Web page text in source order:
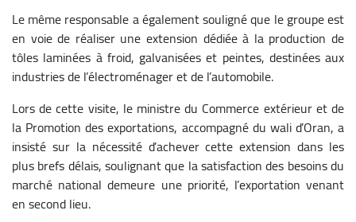
Le même responsable a également souligné que le groupe est
en voie de réaliser une extension dédiée à la production de
tôles laminées à froid, galvanisées et peintes, destinées aux
industries de l’électroménager et de l’automobile.
Lors de cette visite, le ministre du Commerce extérieur et de
la Promotion des exportations, accompagné du wali d’Oran, a
insisté sur la nécessité d’achever cette extension dans les
plus brefs délais, soulignant que la satisfaction des besoins du
marché national demeure une priorité, l’exportation venant
en second lieu.